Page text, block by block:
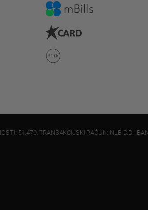
51.470, TRANSAKCIJSKI RAČUN: NLB D.D.